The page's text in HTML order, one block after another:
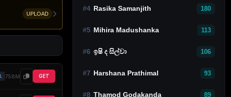
UPLOAD
758M GET
#4 Rasika Samanjith 180
#5 Mihira Madushanka 113
#6 ඉෂි ද සිල්වා 106
#7 Harshana Prathimal 93
#8 Thamod Godakanda 89